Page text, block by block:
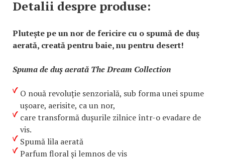
Detalii despre produse:
Plutește pe un nor de fericire cu o spumă de duș
aerată, creată pentru baie, nu pentru desert!
Spuma de duș aerată The Dream Collection
O nouă revoluție senzorială, sub forma unei spume
ușoare, aerisite, ca un nor,
care transformă dușurile zilnice într-o evadare de
vis.
Spumă lila aerată
Parfum floral și lemnos de vis